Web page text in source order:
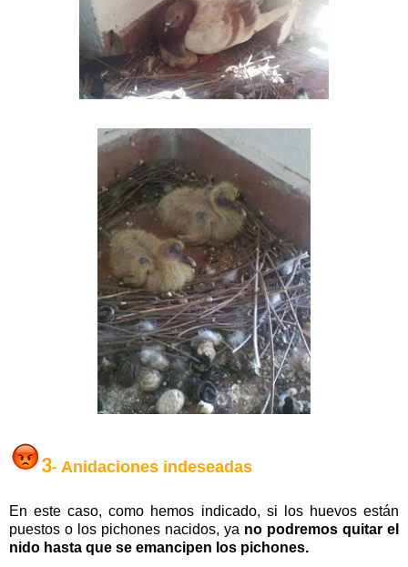
3- Anidaciones indeseadas
En este caso, como hemos indicado, si los huevos están
puestos o los pichones nacidos, ya no podremos quitar el
nido hasta que se emancipen los pichones.